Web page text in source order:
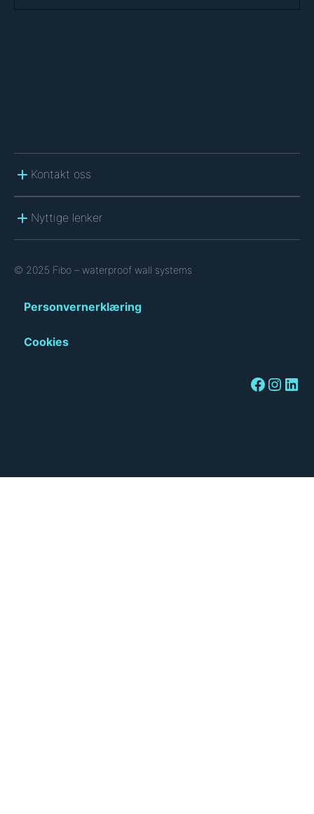
Kontakt oss
Nyttige lenker
© 2025 Fibo – waterproof wall systems
Personvernerklæring
Cookies
Facebook Instagram LinkedIn